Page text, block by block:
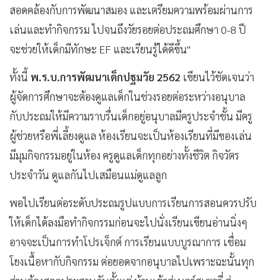
สอดคล้องกับการพัฒนาสมอง และเตรียมความพร้อมผ่านการ
เล่นและทำกิจกรรม ไปจนถึงวัยรอยต่อประถมศึกษา 0-8 ปี
จะช่วยให้เด็กมีทักษะ EF และเรียนรู้ได้ดีขึ้น"
ทั้งนี้ พ.ร.บ.การพัฒนาเด็กปฐมวัย 2562 เขียนไว้ชัดเจนว่า
ผู้จัดการศึกษาจะต้องดูแลเด็กในช่วงรอยต่อระหว่างอนุบาล
กับประถมให้มีความราบรื่นเด็กอยู่อนุบาลมีครูประจำชั้น มีครู
ผู้ช่วยหรือพี่เลี้ยงดูแล ห้องเรียนจะเป็นห้องเรียนที่มีของเล่น
มีมุมกิจกรรมอยู่ในห้อง ครูดูแลเด็กทุกอย่างทั้งชีวิต กิจวัตร
ประจำวัน ดูแลกันไปเสมือนแม่ดูแลลูก
พอไปเรียนต่อระดับประถมรูปแบบการเรียนการสอนควรปรับ
ให้เด็กได้ลงมือทำกิจกรรมก่อนจะไปนั่งเรียนเขียนอ่านนิ่งๆ
อาจจะเป็นการทำโปรเจ็กต์ การเรียนแบบบูรณาการ เชื่อม
โยงเนื้อหากับกิจกรรม ต่อยอดจากอนุบาลไปเพราะฉะนั้นทุก